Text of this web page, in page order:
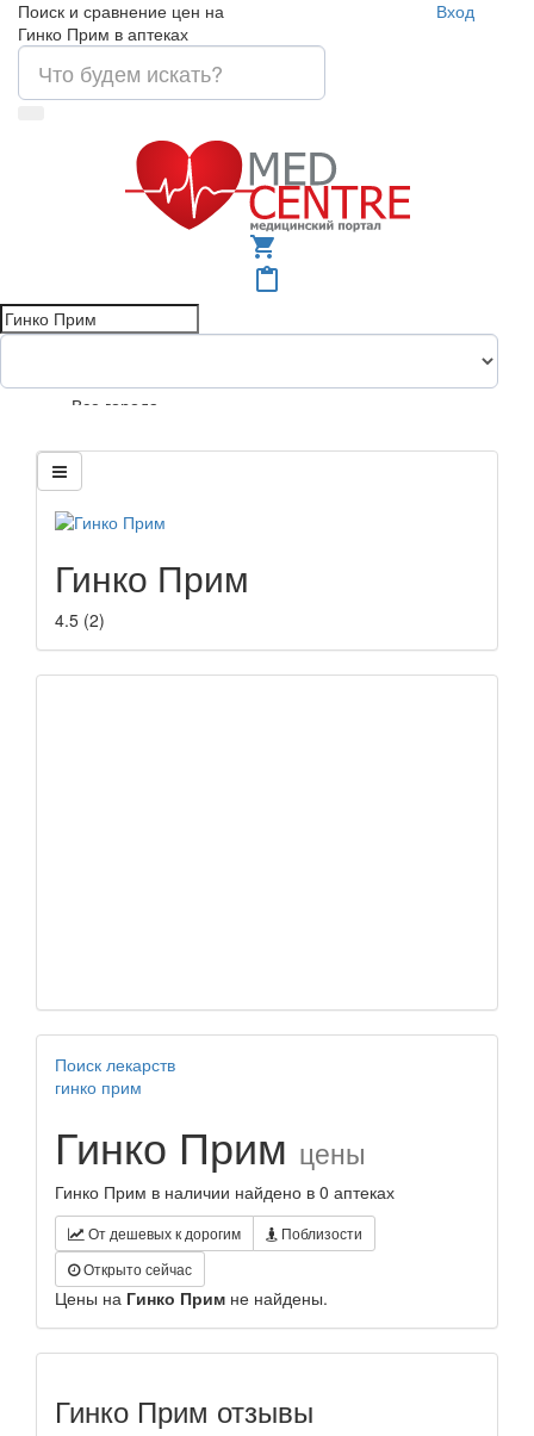
Поиск и сравнение цен на
Гинко Прим в аптеках
Вход
shopping_cart
content_paste
Все города
Гинко Прим
4.5 (2)
Поиск лекарств
гинко прим
Гинко Прим цены
Гинко Прим в наличии найдено в 0 аптеках
От дешевых к дорогим
Поблизости
Открыто сейчас
Цены на Гинко Прим не найдены.
Гинко Прим отзывы